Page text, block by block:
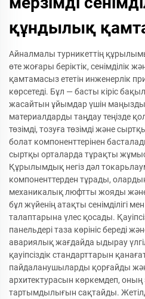
құндылық
Айналмалы турникеттің
өте жоғары беріктік, сенімділік
қамтамасыз ететін инженерлік
көрсетеді. Бұл — басты кіріс
жасайтын ұйымдар үшін
материалдарды таңдау теңізде
төзімді, тозуға төзімді және
болат компоненттерінен
сыртқы орталарда тұрақты жұмыс
Құрылымдық негіз дәл
компоненттерден тұрады,
механикалық люфтты жояды және
бұл жүйенің атақты сенімділігі
талаптарына үлес қосады.
панельдері таза көрініс береді
авариялық жағдайда ыдырау
қауіпсіздік стандарттарын
пайдаланушыларды қорғайды
архитектурасын көркемдеп, оның
тартымдылығын сақтайды.